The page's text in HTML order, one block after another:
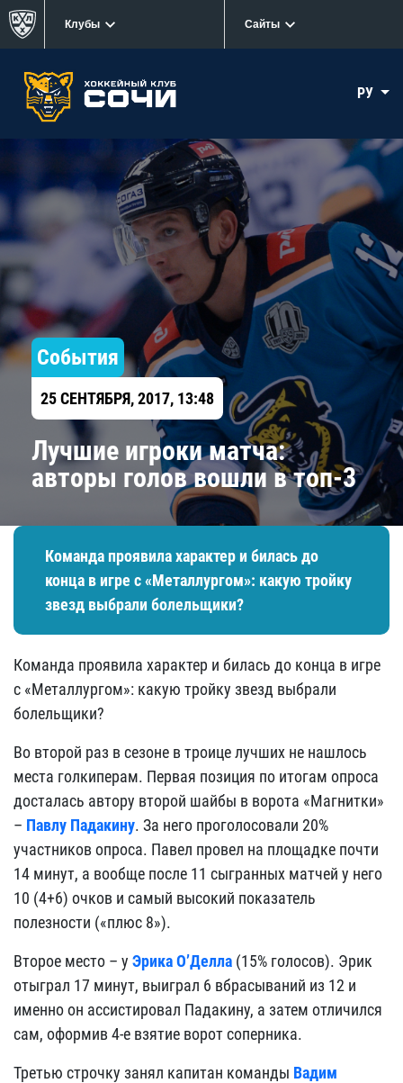
Клубы Сайты
РУ
События
25 СЕНТЯБРЯ, 2017, 13:48
Лучшие игроки матча:
авторы голов вошли в топ-3
Команда проявила характер и билась до
конца в игре с «Металлургом»: какую тройку
звезд выбрали болельщики?
Команда проявила характер и билась до конца в игре
с «Металлургом»: какую тройку звезд выбрали
болельщики?
Во второй раз в сезоне в троице лучших не нашлось
места голкиперам. Первая позиция по итогам опроса
досталась автору второй шайбы в ворота «Магнитки»
– Павлу Падакину. За него проголосовали 20%
участников опроса. Павел провел на площадке почти
14 минут, а вообще после 11 сыгранных матчей у него
10 (4+6) очков и самый высокий показатель
полезности («плюс 8»).
Второе место – у Эрика О’Делла (15% голосов). Эрик
отыграл 17 минут, выиграл 6 вбрасываний из 12 и
именно он ассистировал Падакину, а затем отличился
сам, оформив 4-е взятие ворот соперника.
Третью строчку занял капитан команды Вадим